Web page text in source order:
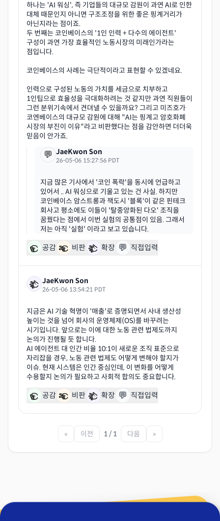
하나는 'AI 워싱', 즉 기업들의 대규모 감원이 과연 AI로 인한
대체 때문인지 아니면 구조조정을 위한 좋은 핑계거리가
아닌지라는 점이죠.
두 번째는 코인베이스의 '1인 인력 + 다수의 에이전트'
구성이 과연 가장 효율적인 노동시장의 미래인가라는
점입니다.
코인베이스의 사례는 극단적이라고 표현할 수 있겠네요.
인력으로 구성된 노동의 가치를 세금으로 치부하고
1인팁으로 효율성을 극대화하려는 것 같지만 과연 직원들이
그런 분위기속에서 견뎌낼 수 있을까요? 그리고 미즈호가
코엔베이스의 대규모 감원에 대해 "AI는 핑계고 암호화폐
시장의 부진이 이유"라고 비판했다는 점을 감안하면 더더욱
💬 JaeKwon Son
26-05-06 15:27:56 PDT
지금 많은 기사에서 '코인 폭락'을 동시에 언급하고
있어서 .. AI 워싱으로 기울고 있는 건 사실. 하지만
코인베이스 암스트롱과 잭도시 '블록'이 같은 핀테크
회사고 평소에도 이들이 '탈중앙화된 다오' 조직을
꿈꿨다는 점에서 이번 실험의 공통점이 있음. 그래서
공감 비판 확장 💬 직접입력
JaeKwon Son
26-05-06 13:54:21 PDT
지금은 AI 기술 혁명이 '매출'로 증명되면서 사내 생산성
높이는 것을 넘어 회사의 운영체제(OS)를 바꾸려는
시기입니다. 앞으로는 이에 대한 노동 관련 법제도까지
논의가 진행될 듯 합니다.
AI 에이전트 대 인간 비율 10:1이 새로운 조직 표준으로
자리잡을 경우, 노동 관련 법제도 어떻게 변해야 할지가
이슈. 현재 시스템은 인간 중심인데, 이 변화를 어떻게
공감 비판 확장 💬 직접입력
« 이전 1 / 1 다음 »